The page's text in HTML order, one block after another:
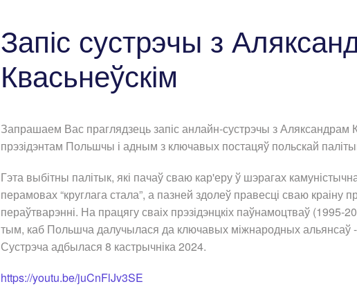
Запіс сустрэчы з
Квасьнеўскім
Запрашаем Вас праглядзець запіс анлайн-сустрэчы з Аляксандрам
прэзідэнтам Польшчы і адным з ключавых постацяў польскай
Гэта выбітны палітык, які пачаў сваю кар'еру ў шэрагах
перамовах “круглага стала”, а пазней здолеў правесці сваю
пераўтварэнні. На працягу сваіх прэзідэнцкіх паўнамоцтваў
тым, каб Польшча далучылася да ключавых міжнародных альянсаў
Сустрэча адбылася 8 кастрычніка 2024.
https://youtu.be/juCnFlJv3SE